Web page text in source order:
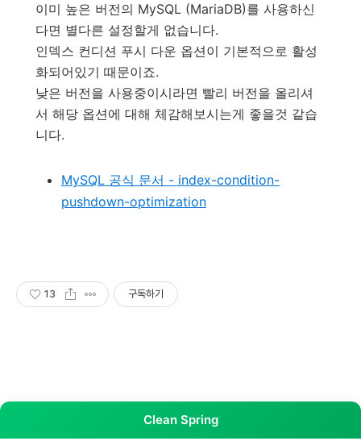
이미 높은 버전의 MySQL (MariaDB)를 사용하신
다면 별다른 설정할게 없습니다.
인덱스 컨디션 푸시 다운 옵션이 기본적으로 활성
화되어있기 때문이죠.
낮은 버전을 사용중이시라면 빨리 버전을 올리셔
서 해당 옵션에 대해 체감해보시는게 좋을것 같습
니다.
MySQL 공식 문서 - index-condition-
pushdown-optimization
13 구독하기
Clean Spring